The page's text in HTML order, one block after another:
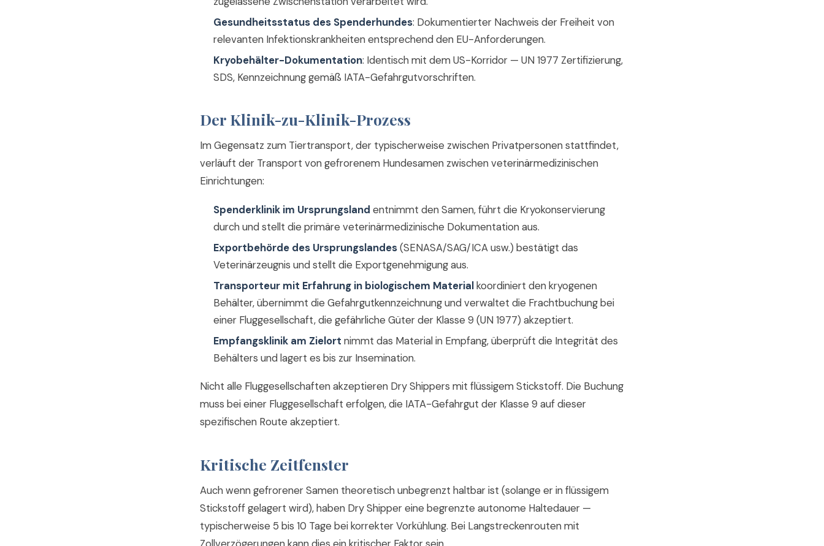
Gesundheitsstatus des Spenderhundes: Dokumentierter Nachweis der Freiheit von
relevanten Infektionskrankheiten entsprechend den EU-Anforderungen.
Kryobehälter-Dokumentation: Identisch mit dem US-Korridor — UN 1977 Zertifizierung,
SDS, Kennzeichnung gemäß IATA-Gefahrgutvorschriften.
Der Klinik-zu-Klinik-Prozess
Im Gegensatz zum Tiertransport, der typischerweise zwischen Privatpersonen stattfindet,
verläuft der Transport von gefrorenem Hundesamen zwischen veterinärmedizinischen
Einrichtungen:
Spenderklinik im Ursprungsland entnimmt den Samen, führt die Kryokonservierung
durch und stellt die primäre veterinärmedizinische Dokumentation aus.
Exportbehörde des Ursprungslandes(SENASA/SAG/ICA usw.) bestätigt das
Veterinärzeugnis und stellt die Exportgenehmigung aus.
Transporteur mit Erfahrung in biologischem Materialkoordiniert den kryogenen
Behälter, übernimmt die Gefahrgutkennzeichnung und verwaltet die Frachtbuchung bei
einer Fluggesellschaft, die gefährliche Güter der Klasse 9 (UN 1977) akzeptiert.
Empfangsklinik am Zielort nimmt das Material in Empfang, überprüft die Integrität des
Behälters und lagert es bis zur Insemination.
Nicht alle Fluggesellschaften akzeptieren Dry Shippers mit flüssigem Stickstoff. Die Buchung
muss bei einer Fluggesellschaft erfolgen, die IATA-Gefahrgut der Klasse 9 auf dieser
spezifischen Route akzeptiert.
Kritische Zeitfenster
Auch wenn gefrorener Samen theoretisch unbegrenzt haltbar ist (solange er in flüssigem
Stickstoff gelagert wird), haben Dry Shipper eine begrenzte autonome Haltedauer —
typischerweise 5 bis 10 Tage bei korrekter Vorkühlung. Bei Langstreckenrouten mit